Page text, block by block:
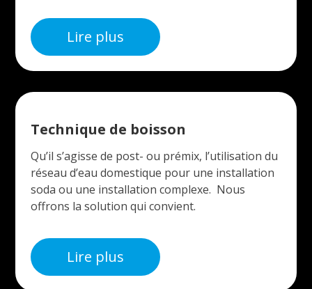
Lire plus
Technique de boisson
Qu’il s’agisse de post- ou prémix, l’utilisation du
réseau d’eau domestique pour une installation
soda ou une installation complexe. Nous
offrons la solution qui convient.
Lire plus